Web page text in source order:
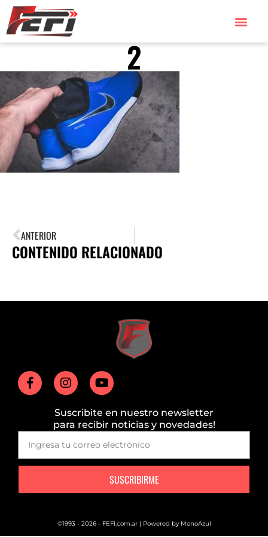
2
ANTERIOR
CONTENIDO RELACIONADO
Suscribite en nuestro newsletter
para recibir noticias y novedades!
SUSCRIBIRME
©1993 - 2026 - FEFI.com.ar | Powered by MonoAzul